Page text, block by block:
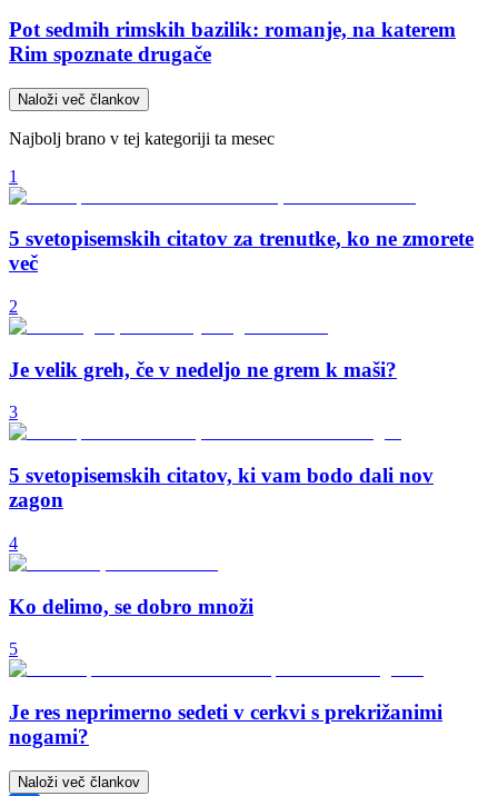
Pot sedmih rimskih bazilik: romanje, na katerem
Rim spoznate drugače
Naloži več člankov
Najbolj brano v tej kategoriji ta mesec
1
5 svetopisemskih citatov za trenutke, ko ne zmorete
več
2
Je velik greh, če v nedeljo ne grem k maši?
3
5 svetopisemskih citatov, ki vam bodo dali nov
zagon
4
Ko delimo, se dobro množi
5
Je res neprimerno sedeti v cerkvi s prekrižanimi
nogami?
Naloži več člankov